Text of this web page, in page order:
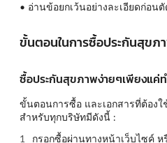
• อ่านข้อยกเว้นอย่างละเอียดก่อน
ขั้นตอนในการซื้อประกันสุขภ
ซื้อประกันสุขภาพง่ายๆเพียงแค่
ขั้นตอนการซื้อ และเอกสารที่ต้อง
สำหรับทุกบริษัทมีดังนี้ :
กรอกซื้อผ่านทางหน้าเว็บไซค์ ห